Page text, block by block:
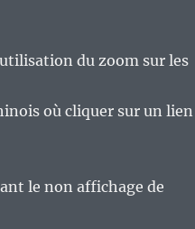
du zoom sur les
où cliquer sur un lien
le non affichage de